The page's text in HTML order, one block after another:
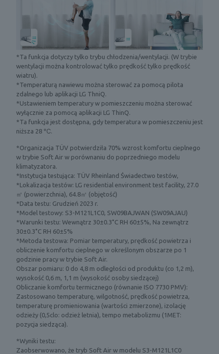
*Ta funkcja dotyczy tylko trybu chłodzenia/wentylacji. (W trybie
wentylacji można kontrolować tylko prędkość tylko prędkość
wiatru).
*Temperaturą nawiewu można sterować za pomocą pilota
zdalnego lub aplikacji LG ThniQ.
*Ustawieniem temperatury w pomieszczeniu można sterować
wyłącznie za pomocą aplikacji LG ThinQ.
*Ta funkcja jest dostępna, gdy temperatura w pomieszczeniu jest
niższa 28 ℃.
*Organizacja TÜV potwierdziła 70% wzrost komfortu cieplnego
w trybie Soft Air w porównaniu do poprzedniego modelu
klimatyzatora.
*Instytucja testująca: TÜV Rheinland Świadectwo testów,
*Lokalizacja testów: LG residential environment test facility, 27.0
㎡ (powierzchnia), 64.8㎥ (objętość)
*Data testu: Grudzień 2023 r.
*Model testowy: S3-M121L1C0, SW09BAJWAN (SW09AJAU)
*Warunki testu: Wewnątrz 30±0.3˚C RH 60±5%, Na zewnątrz
30±0.3˚C RH 60±5%
*Metoda testowa: Pomiar temperatury, prędkość powietrza i
obliczenie komfortu cieplnego w określonym obszarze po 1
godzinie pracy w trybie Soft Air.
Obszar pomiaru: 0 do 4,8 m odległości od produktu (co 1,2 m),
wysokość 0,6 m, 1,1 m (wysokość osoby siedzącej)
Obliczanie komfortu termicznego (równanie ISO 7730 PMV):
Zastosowano temperaturę, wilgotność, prędkość powietrza,
temperaturę promieniowania (wartości zmierzone), izolację
odzieży (0,5clo: odzież letnia), tempo metabolizmu (1MET:
pozycja siedząca).
*Wyniki testu:
Zaobserwowano, że tryb Soft Air w modelu S3-M121L1C0